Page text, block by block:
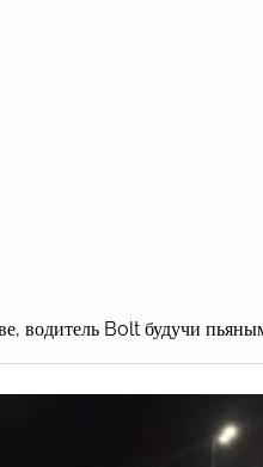
водитель Bolt будучи пьяным